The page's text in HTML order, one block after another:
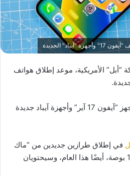
الجديدة
الأمريكية، موعد إطلاق هواتف
وأوضحت التقارير أن “أبل” تجهز “آيفون 17 آير” وأجهزة آيباد جديدة
في إطلاق طرازين جديدين من “ماك
بوك آير” بقياس 13 بوصة و15 بوصة، أيضًا هذا العام، وسيحتويان